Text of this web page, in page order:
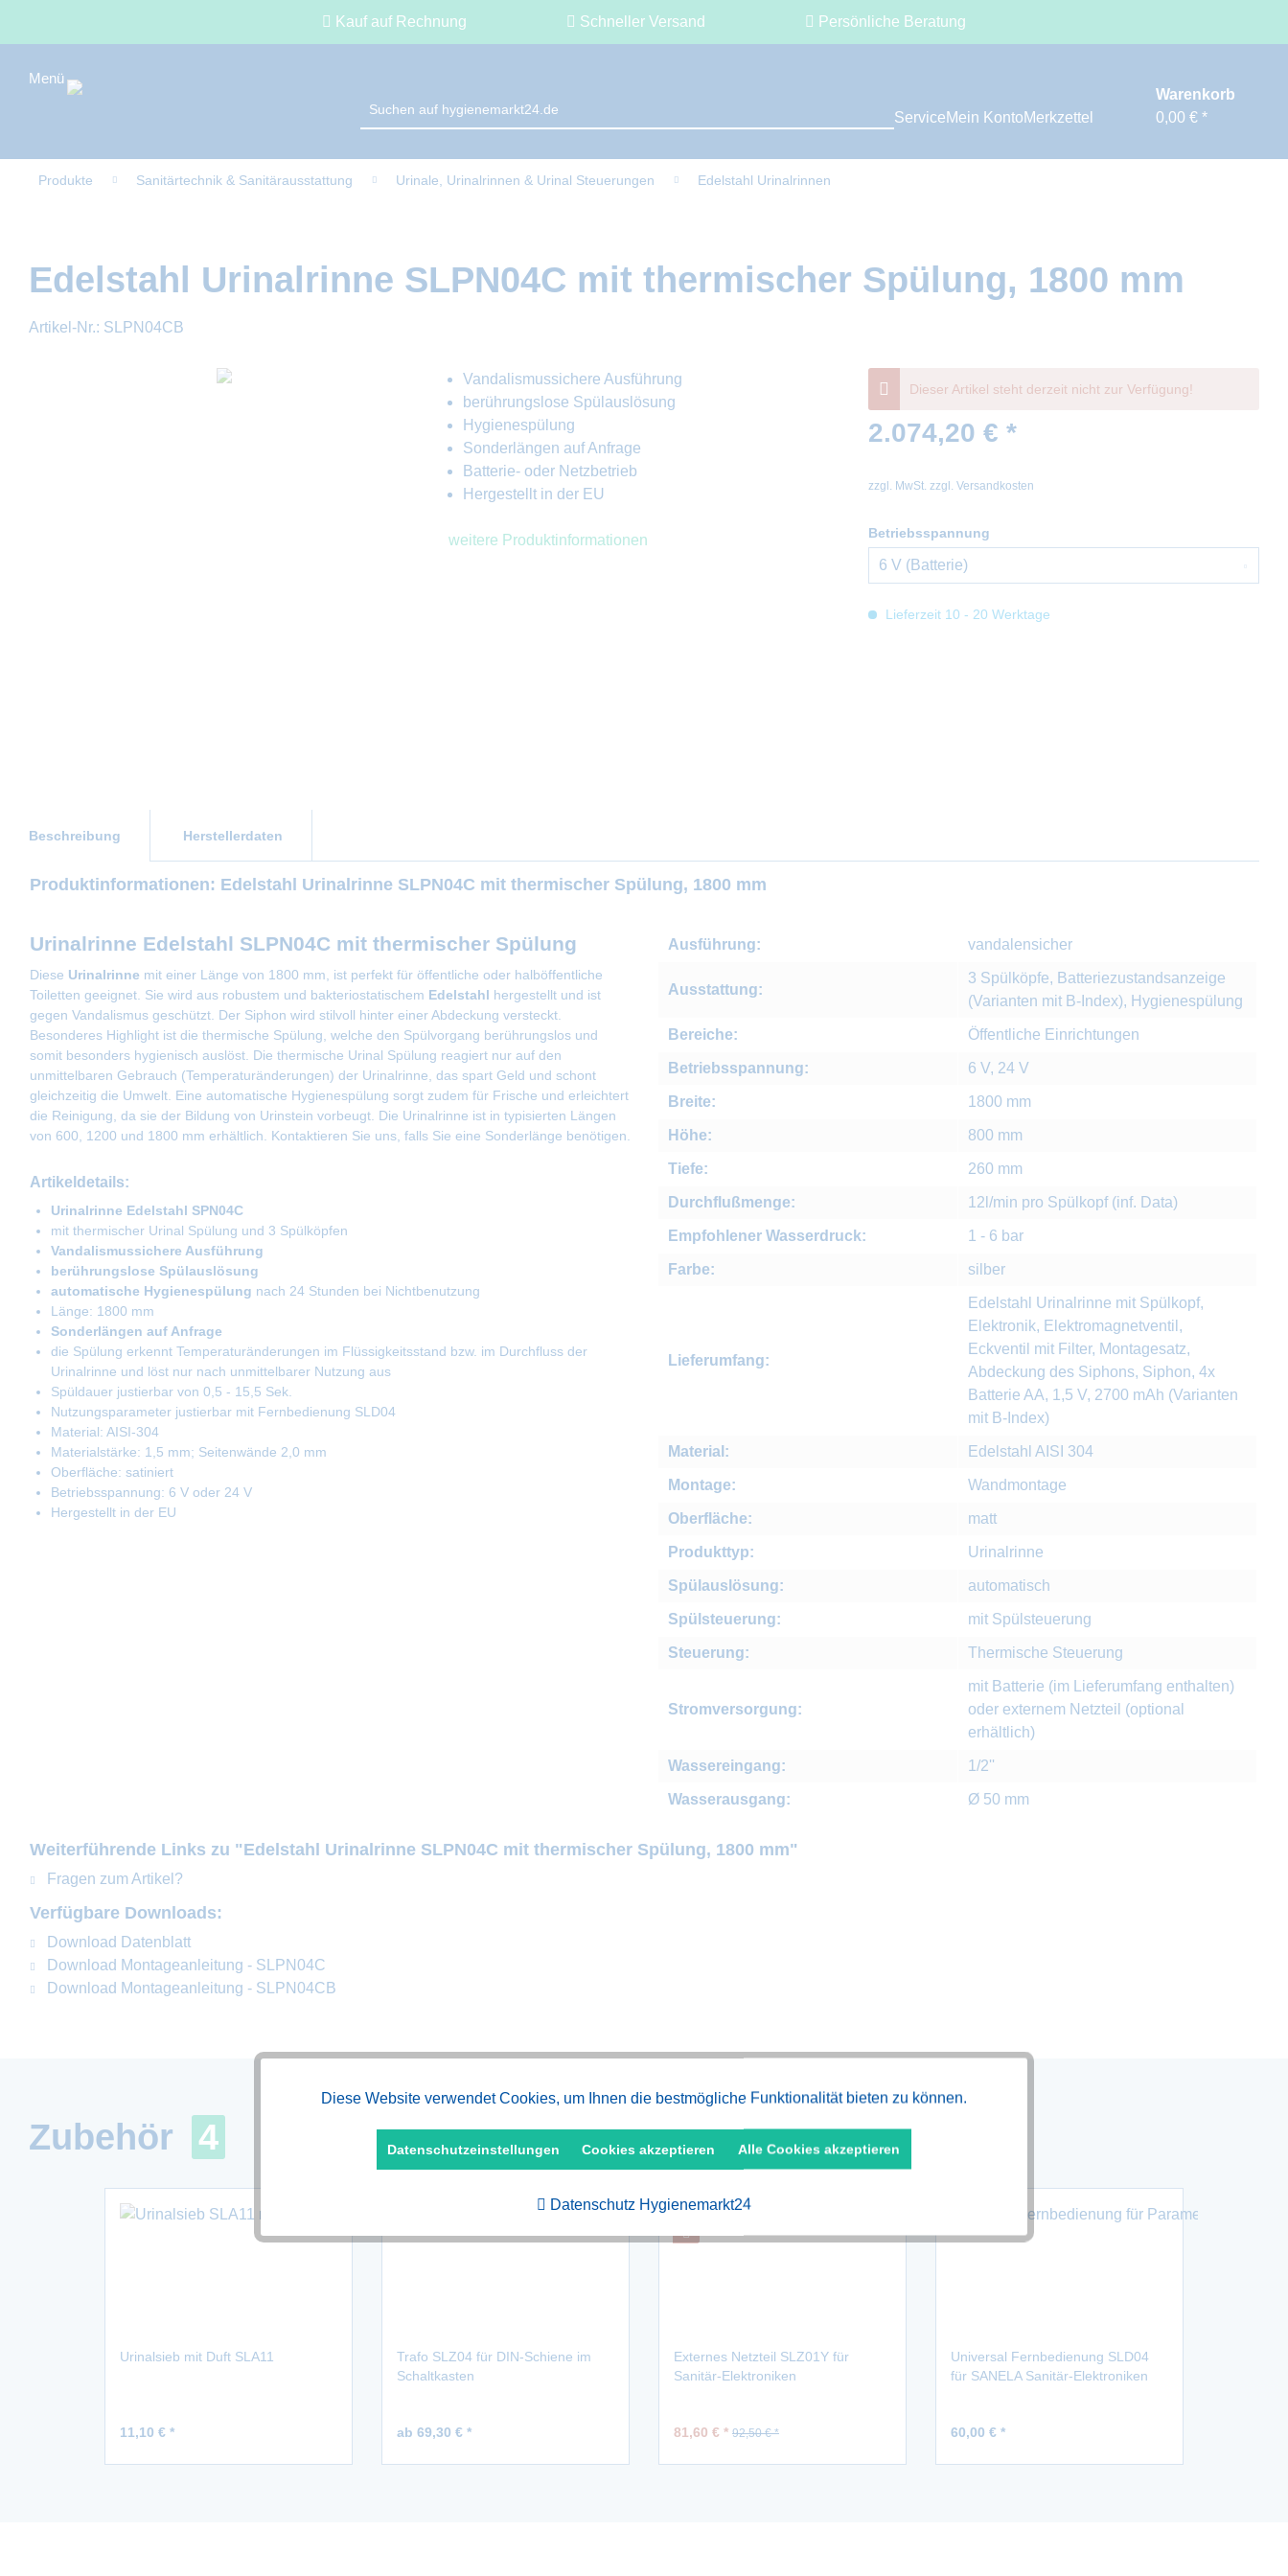
Kauf auf Rechnung Schneller Versand Persönliche Beratung
ServiceMein KontoMerkzettel
Warenkorb
0,00 € *
Produkte Sanitärtechnik & Sanitärausstattung Urinale, Urinalrinnen & Urinal Steuerungen Edelstahl Urinalrinnen
Edelstahl Urinalrinne SLPN04C mit thermischer Spülung, 1800 mm
Artikel-Nr.: SLPN04CB
Vandalismussichere Ausführung
berührungslose Spülauslösung
Hygienespülung
Sonderlängen auf Anfrage
Batterie- oder Netzbetrieb
Hergestellt in der EU
weitere Produktinformationen
Dieser Artikel steht derzeit nicht zur Verfügung!
2.074,20 € *
zzgl. MwSt. zzgl. Versandkosten
Betriebsspannung
Lieferzeit 10 - 20 Werktage
Beschreibung Herstellerdaten
Produktinformationen: Edelstahl Urinalrinne SLPN04C mit thermischer Spülung, 1800 mm
Urinalrinne Edelstahl SLPN04C mit thermischer Spülung
Diese Urinalrinne mit einer Länge von 1800 mm, ist perfekt für öffentliche oder halböffentliche
Toiletten geeignet. Sie wird aus robustem und bakteriostatischem Edelstahl hergestellt und ist
gegen Vandalismus geschützt. Der Siphon wird stilvoll hinter einer Abdeckung versteckt.
Besonderes Highlight ist die thermische Spülung, welche den Spülvorgang berührungslos und
somit besonders hygienisch auslöst. Die thermische Urinal Spülung reagiert nur auf den
unmittelbaren Gebrauch (Temperaturänderungen) der Urinalrinne, das spart Geld und schont
gleichzeitig die Umwelt. Eine automatische Hygienespülung sorgt zudem für Frische und erleichtert
die Reinigung, da sie der Bildung von Urinstein vorbeugt. Die Urinalrinne ist in typisierten Längen
von 600, 1200 und 1800 mm erhältlich. Kontaktieren Sie uns, falls Sie eine Sonderlänge benötigen.
Artikeldetails:
Urinalrinne Edelstahl SPN04C
mit thermischer Urinal Spülung und 3 Spülköpfen
Vandalismussichere Ausführung
berührungslose Spülauslösung
automatische Hygienespülung nach 24 Stunden bei Nichtbenutzung
Länge: 1800 mm
Sonderlängen auf Anfrage
die Spülung erkennt Temperaturänderungen im Flüssigkeitsstand bzw. im Durchfluss der
Urinalrinne und löst nur nach unmittelbarer Nutzung aus
Spüldauer justierbar von 0,5 - 15,5 Sek.
Nutzungsparameter justierbar mit Fernbedienung SLD04
Material: AISI-304
Materialstärke: 1,5 mm; Seitenwände 2,0 mm
Oberfläche: satiniert
Betriebsspannung: 6 V oder 24 V
Hergestellt in der EU
Ausführung: vandalensicher
Ausstattung:
3 Spülköpfe, Batteriezustandsanzeige
(Varianten mit B-Index), Hygienespülung
Bereiche: Öffentliche Einrichtungen
Betriebsspannung: 6 V, 24 V
Breite: 1800 mm
Höhe: 800 mm
Tiefe: 260 mm
Durchflußmenge: 12l/min pro Spülkopf (inf. Data)
Empfohlener Wasserdruck: 1 - 6 bar
Farbe: silber
Lieferumfang:
Edelstahl Urinalrinne mit Spülkopf,
Elektronik, Elektromagnetventil,
Eckventil mit Filter, Montagesatz,
Abdeckung des Siphons, Siphon, 4x
Batterie AA, 1,5 V, 2700 mAh (Varianten
mit B-Index)
Material: Edelstahl AISI 304
Montage: Wandmontage
Oberfläche: matt
Produkttyp: Urinalrinne
Spülauslösung: automatisch
Spülsteuerung: mit Spülsteuerung
Steuerung: Thermische Steuerung
Stromversorgung:
mit Batterie (im Lieferumfang enthalten)
oder externem Netzteil (optional
erhältlich)
Wassereingang: 1/2''
Wasserausgang: Ø 50 mm
Weiterführende Links zu "Edelstahl Urinalrinne SLPN04C mit thermischer Spülung, 1800 mm"
Fragen zum Artikel?
Verfügbare Downloads:
Download Datenblatt
Download Montageanleitung - SLPN04C
Download Montageanleitung - SLPN04CB
Zubehör 4
Urinalsieb mit Duft SLA11
11,10 € *
Trafo SLZ04 für DIN-Schiene im
Schaltkasten
ab 69,30 € *
Externes Netzteil SLZ01Y für
Sanitär-Elektroniken
81,60 € * 92,50 € *
Universal Fernbedienung SLD04
für SANELA Sanitär-Elektroniken
60,00 € *
Funktionale Aktiv
Aktiv
Diese Website verwendet Cookies, um Ihnen die bestmögliche Funktionalität bieten zu können.
Datenschutzeinstellungen Cookies akzeptieren Alle Cookies akzeptieren
Datenschutz Hygienemarkt24